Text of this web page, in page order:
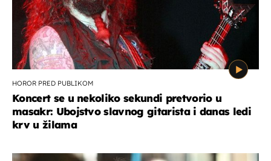
HOROR PRED PUBLIKOM
Koncert se u nekoliko sekundi pretvorio u
masakr: Ubojstvo slavnog gitarista i danas ledi
krv u žilama